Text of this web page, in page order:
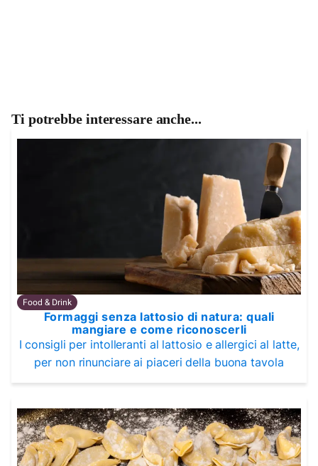
Ti potrebbe interessare anche...
Food & Drink
Formaggi senza lattosio di natura: quali
mangiare e come riconoscerli
I consigli per intolleranti al lattosio e allergici al latte,
per non rinunciare ai piaceri della buona tavola